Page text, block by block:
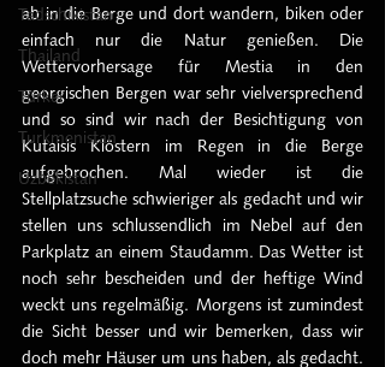
Tadschikistan
Thailand
Türkei
Turkmenistan
Uzbekistan
ab in die Berge und dort wandern, biken oder
einfach nur die Natur genießen. Die
Wettervorhersage für Mestia in den
georgischen Bergen war sehr vielversprechend
und so sind wir nach der Besichtigung von
Kutaisis Klöstern im Regen in die Berge
aufgebrochen. Mal wieder ist die
Stellplatzsuche schwieriger als gedacht und wir
stellen uns schlussendlich im Nebel auf den
Parkplatz an einem Staudamm. Das Wetter ist
noch sehr bescheiden und der heftige Wind
weckt uns regelmäßig. Morgens ist zumindest
die Sicht besser und wir bemerken, dass wir
doch mehr Häuser um uns haben, als gedacht.